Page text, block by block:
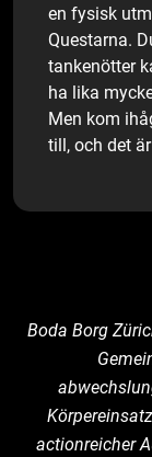
en fysisk
Questarna.
tankenötter
ha lika
Men kom
till, och det
Boda Borg
actionreicher